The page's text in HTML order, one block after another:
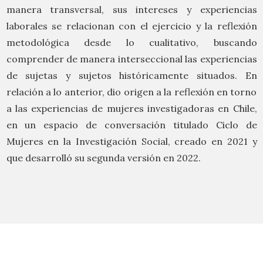
manera transversal, sus intereses y experiencias
laborales se relacionan con el ejercicio y la reflexión
metodológica desde lo cualitativo, buscando
comprender de manera interseccional las experiencias
de sujetas y sujetos históricamente situados. En
relación a lo anterior, dio origen a la reflexión en torno
a las experiencias de mujeres investigadoras en Chile,
en un espacio de conversación titulado Ciclo de
Mujeres en la Investigación Social, creado en 2021 y
que desarrolló su segunda versión en 2022.